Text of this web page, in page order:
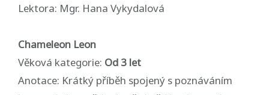
Lektora: Mgr. Hana Vykydalová
Chameleon Leon
Věková kategorie: Od 3 let
Anotace: Krátký příběh spojený s poznáváním